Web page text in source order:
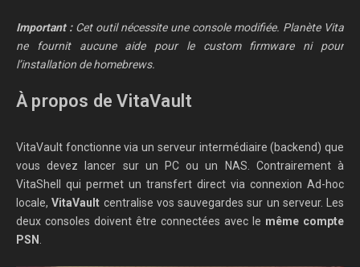
Important :Cet outil nécessite une console modifiée. Planète Vita
ne fournit aucune aide pour le custom firmware ni pour
l’installation de homebrews.
À propos de VitaVault
VitaVault fonctionne via un serveur intermédiaire (backend) que
vous devez lancer sur un PC ou un NAS. Contrairement à
VitaShell qui permet un transfert direct via connexion Ad-hoc
locale,VitaVault centralise vos sauvegardes sur un serveur. Les
deux consoles doivent être connectées avec le même compte
PSN .